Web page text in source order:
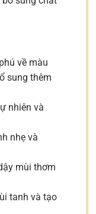
về màu
sung thêm
nhiên và
nhẹ và
mùi thơm
tanh và tạo